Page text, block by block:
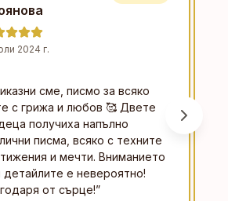
2024 г.
сме, писмо за всяко
с грижа и любов 🥰 Двете
получиха напълно
писма, всяко с техните
и мечти. Вниманието
детайлите е невероятно!
от сърце!”